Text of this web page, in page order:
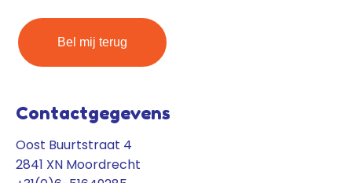
Contactgegevens
Oost Buurtstraat 4
2841 XN Moordrecht